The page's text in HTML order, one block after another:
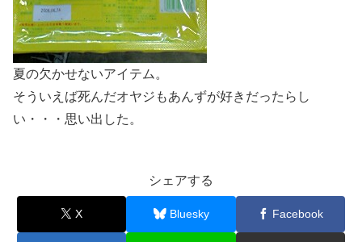
夏の欠かせないアイテム。
そういえば死んだオヤジもあんずが好きだったらし
い・・・思い出した。
シェアする
X Bluesky Facebook